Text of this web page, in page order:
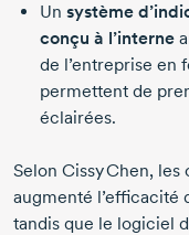
Un système
conçu à l’interne
de l’entreprise en
permettent de
éclairées.
Selon Cissy Chen, les
augmenté l’efficacité
tandis que le logiciel